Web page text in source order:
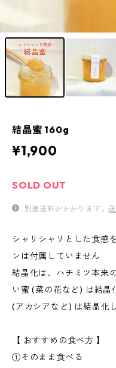
結晶蜜 160g
¥1,900
SOLD OUT
別途送料がかかります。
シャリシャリとした食
ンは付属していません
結晶化は、ハチミツ本来
い蜜 (菜の花など) は結
(アカシアなど) は結晶化
【 おすすめの食べ方 】
①そのまま食べる